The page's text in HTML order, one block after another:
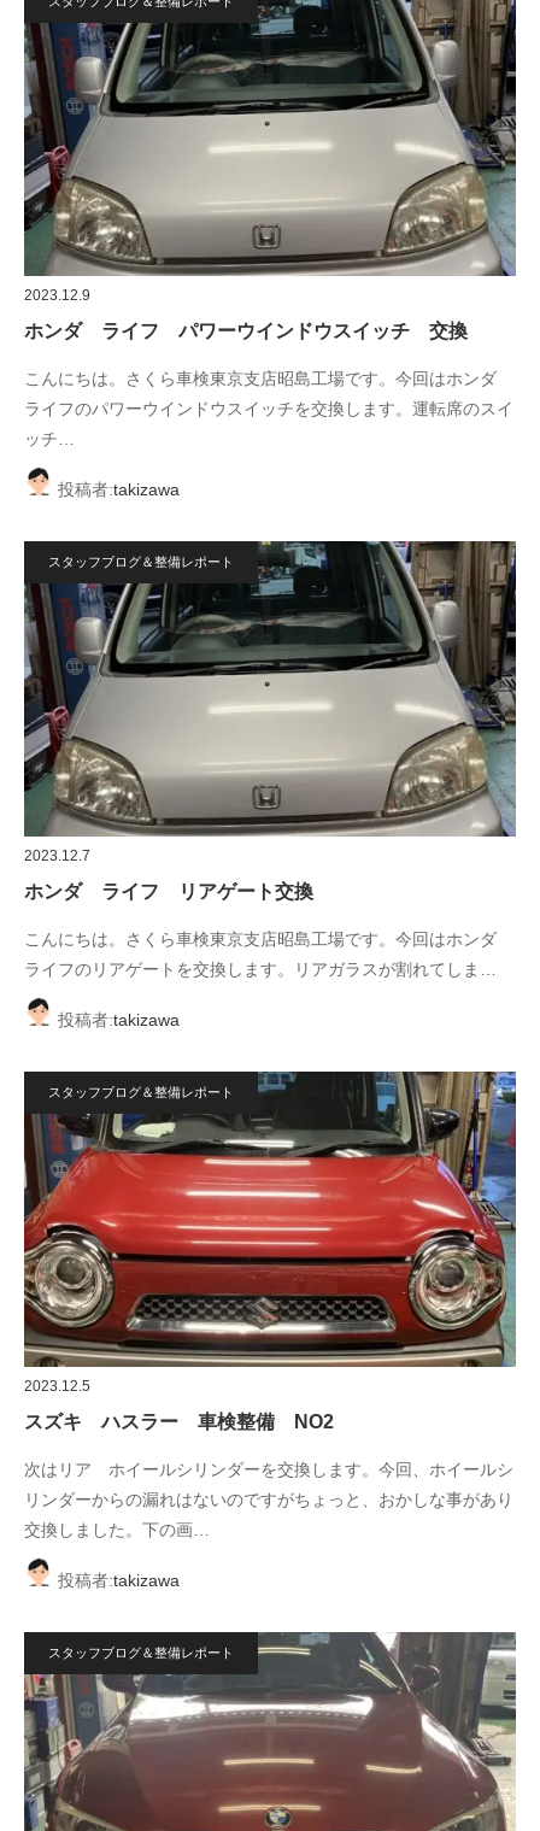
2023.12.9
ホンダ ライフ パワーウインドウスイッチ 交換
こんにちは。さくら車検東京支店昭島工場です。今回はホンダ
ライフのパワーウインドウスイッチを交換します。運転席のスイ
ッチ…
投稿者:takizawa
スタッフブログ＆整備レポート
2023.12.7
ホンダ ライフ リアゲート交換
こんにちは。さくら車検東京支店昭島工場です。今回はホンダ
ライフのリアゲートを交換します。リアガラスが割れてしま…
投稿者:takizawa
スタッフブログ＆整備レポート
2023.12.5
スズキ ハスラー 車検整備 NO2
次はリア ホイールシリンダーを交換します。今回、ホイールシ
リンダーからの漏れはないのですがちょっと、おかしな事があり
交換しました。下の画…
投稿者:takizawa
スタッフブログ＆整備レポート